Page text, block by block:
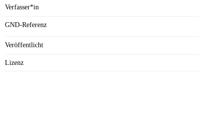
Verfasser*in
GND-Referenz
Veröffentlicht
Lizenz